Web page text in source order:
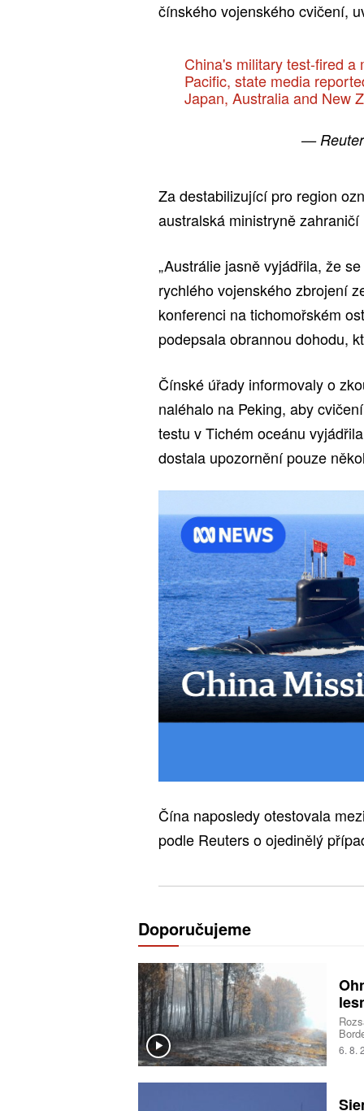
čínského vojenského cvičení,
China's military test-fired
Pacific, state media
Japan, Australia and New
—
Za destabilizující pro region
australská ministryně zahraničí
„Austrálie jasně vyjádřila, že
rychlého vojenského zbrojení
konferenci na tichomořském
podepsala obrannou dohodu,
Čínské úřady informovaly o
naléhalo na Peking, aby
testu v Tichém oceánu
dostala upozornění pouze
Čína naposledy otestovala
podle Reuters o ojedinělý
Doporučujeme
6. 8.